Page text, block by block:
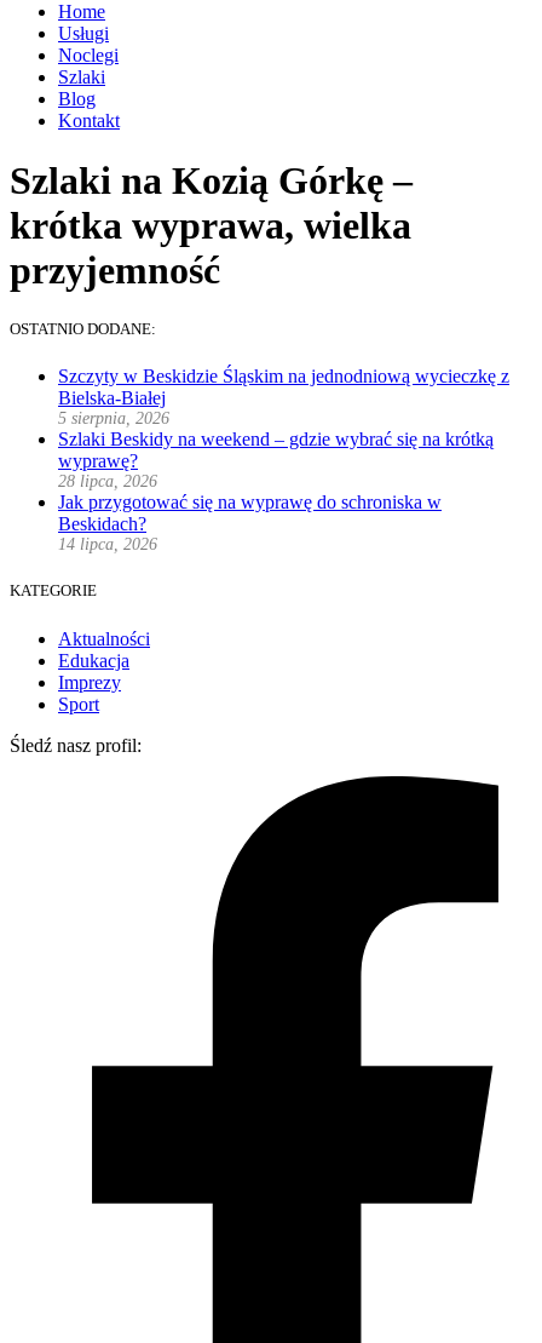
Home
Usługi
Noclegi
Szlaki
Blog
Kontakt
Szlaki na Kozią Górkę –
krótka wyprawa, wielka
przyjemność
OSTATNIO DODANE:
Szczyty w Beskidzie Śląskim na jednodniową wycieczkę z
Bielska-Białej
5 sierpnia, 2026
Szlaki Beskidy na weekend – gdzie wybrać się na krótką
wyprawę?
28 lipca, 2026
Jak przygotować się na wyprawę do schroniska w
Beskidach?
14 lipca, 2026
KATEGORIE
Aktualności
Edukacja
Imprezy
Sport
Śledź nasz profil: